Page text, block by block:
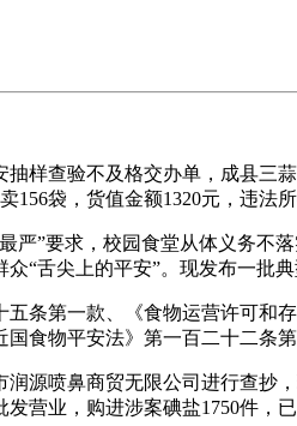
查验不及格交办单，成县三
袋，货值金额1320元，违法所
要求，校园食堂从体义务不
“舌尖上的平安”。现发布一批
第一款、《食物运营许可和存
食物平安法》第一百二十二条
喷鼻商贸无限公司进行查抄
业，购进涉案碘盐1750件，